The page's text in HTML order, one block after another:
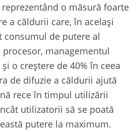
o măsură foarte
a căldurii care, în același
de putere al
managementul
o creștere de 40% în ceea
de difuzie a căldurii ajută
rece în timpul utilizării
utilizatorii să se poată
putere la maximum.